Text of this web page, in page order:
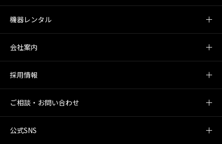
機器レンタル
会社案内
採用情報
ご相談・お問い合わせ
公式SNS